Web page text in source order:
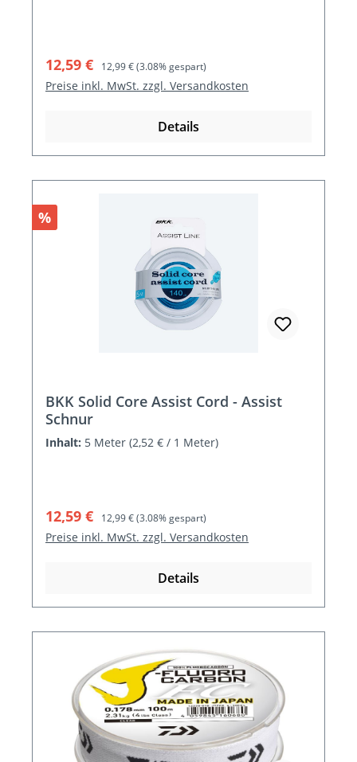
Verkaufspreis:
12,59 € Regulärer Preis:
12,99 €(3.08% gespart)
Preise inkl. MwSt. zzgl. Versandkosten
Details
Rabatt
%
BKK Solid Core Assist Cord - Assist
Schnur
Inhalt: 5 Meter (2,52 € / 1 Meter)
Verkaufspreis:
12,59 € Regulärer Preis:
12,99 €(3.08% gespart)
Preise inkl. MwSt. zzgl. Versandkosten
Details